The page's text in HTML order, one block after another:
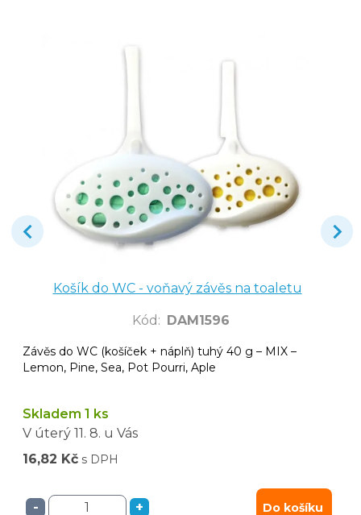
Košík do WC - voňavý závěs na toaletu
Kód : DAM1596
Závěs do WC (košíček + náplň) tuhý 40 g – MIX –
Lemon, Pine, Sea, Pot Pourri, Aple
Skladem 1 ks
V úterý 11. 8. u Vás
16,82 Kč s DPH
- + Do košíku